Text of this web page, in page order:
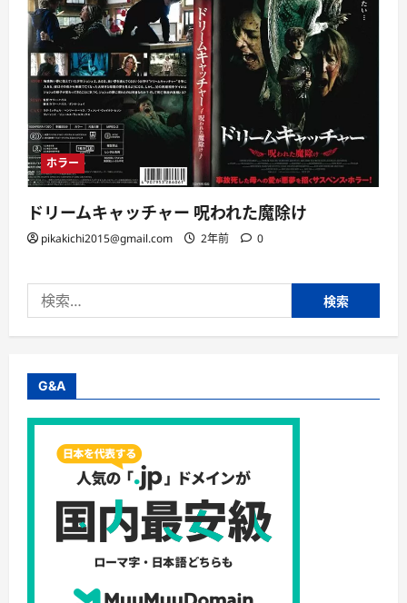
ホラー
ドリームキャッチャー 呪われた魔除け
pikakichi2015@gmail.com 2年前 0
索:
G&A